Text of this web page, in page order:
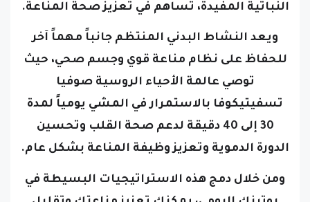
النباتية المفيدة، تساهم في تعزيز صحة المناعة.
ويعد النشاط البدني المنتظم جانباً مهماً آخر
للحفاظ على نظام مناعة قوي وجسم صحي، حيث
توصي عالمة الأحياء الروسية صوفيا
تسفيتيكوفا بالاستمرار في المشي يومياً لمدة
30 إلى 40 دقيقة لدعم صحة القلب وتحسين
الدورة الدموية وتعزيز وظيفة المناعة بشكل عام.
ومن خلال دمج هذه الاستراتيجيات البسيطة في